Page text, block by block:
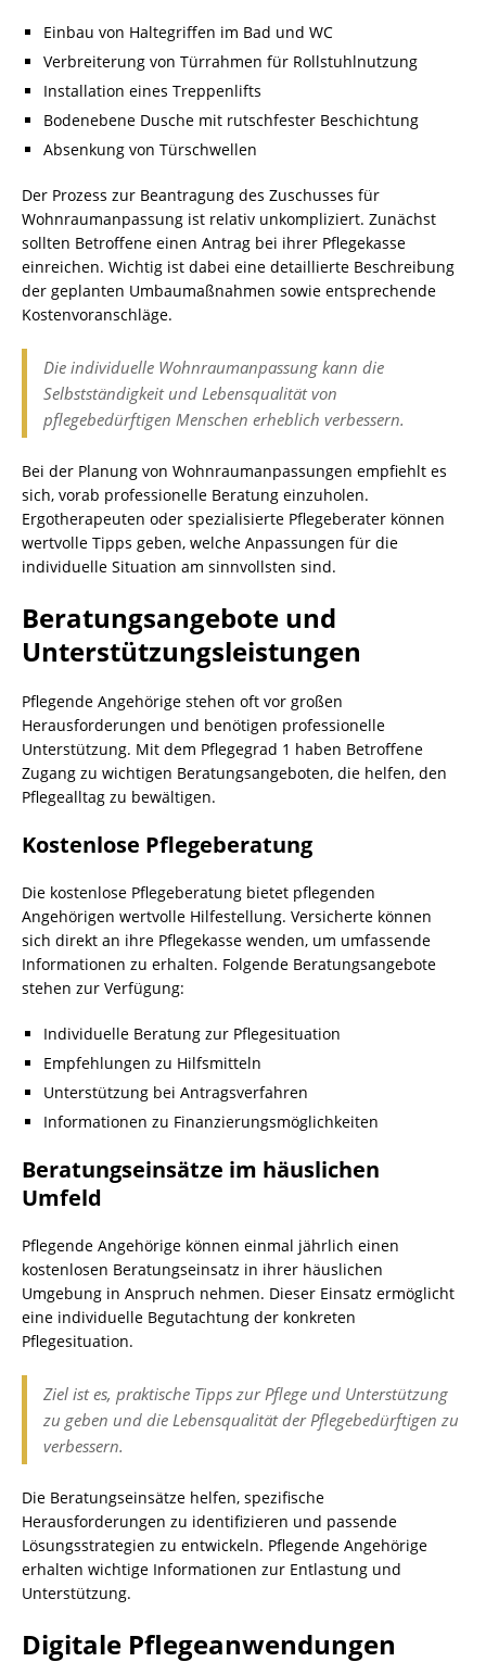
Einbau von Haltegriffen im Bad und WC
Verbreiterung von Türrahmen für Rollstuhlnutzung
Installation eines Treppenlifts
Bodenebene Dusche mit rutschfester Beschichtung
Absenkung von Türschwellen
Der Prozess zur Beantragung des Zuschusses für
Wohnraumanpassung ist relativ unkompliziert. Zunächst
sollten Betroffene einen Antrag bei ihrer Pflegekasse
einreichen. Wichtig ist dabei eine detaillierte Beschreibung
der geplanten Umbaumaßnahmen sowie entsprechende
Kostenvoranschläge.
Die individuelle Wohnraumanpassung kann die
Selbstständigkeit und Lebensqualität von
pflegebedürftigen Menschen erheblich verbessern.
Bei der Planung von Wohnraumanpassungen empfiehlt es
sich, vorab professionelle Beratung einzuholen.
Ergotherapeuten oder spezialisierte Pflegeberater können
wertvolle Tipps geben, welche Anpassungen für die
individuelle Situation am sinnvollsten sind.
Beratungsangebote und
Unterstützungsleistungen
Pflegende Angehörige stehen oft vor großen
Herausforderungen und benötigen professionelle
Unterstützung. Mit dem Pflegegrad 1 haben Betroffene
Zugang zu wichtigen Beratungsangeboten, die helfen, den
Pflegealltag zu bewältigen.
Kostenlose Pflegeberatung
Die kostenlose Pflegeberatung bietet pflegenden
Angehörigen wertvolle Hilfestellung. Versicherte können
sich direkt an ihre Pflegekasse wenden, um umfassende
Informationen zu erhalten. Folgende Beratungsangebote
stehen zur Verfügung:
Individuelle Beratung zur Pflegesituation
Empfehlungen zu Hilfsmitteln
Unterstützung bei Antragsverfahren
Informationen zu Finanzierungsmöglichkeiten
Beratungseinsätze im häuslichen
Umfeld
Pflegende Angehörige können einmal jährlich einen
kostenlosen Beratungseinsatz in ihrer häuslichen
Umgebung in Anspruch nehmen. Dieser Einsatz ermöglicht
eine individuelle Begutachtung der konkreten
Pflegesituation.
Ziel ist es, praktische Tipps zur Pflege und Unterstützung
zu geben und die Lebensqualität der Pflegebedürftigen zu
verbessern.
Die Beratungseinsätze helfen, spezifische
Herausforderungen zu identifizieren und passende
Lösungsstrategien zu entwickeln. Pflegende Angehörige
erhalten wichtige Informationen zur Entlastung und
Unterstützung.
Digitale Pflegeanwendungen